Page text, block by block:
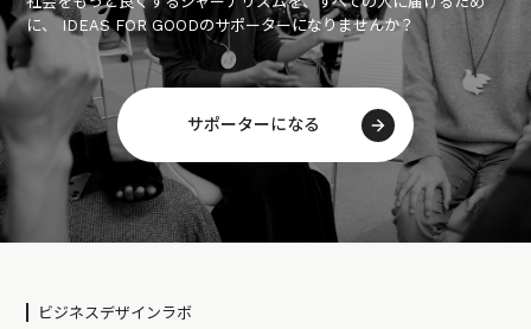
に、 IDEAS FOR GOODのサポーターになりませんか？
サポーターになる
ビジネスデザインラボ